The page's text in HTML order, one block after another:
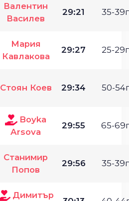
Валентин
Василев
29:21 35-
Мария
Кавлакова
29:27 25-
Стоян Коев 29:34 50-
Boyka
Arsova
29:55 65-
Станимир
Попов
29:56 35-
Димитър